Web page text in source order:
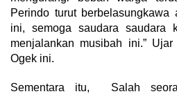
Perindo turut berbelasungkawa
ini, semoga saudara
menjalankan musibah ini.”
Ogek ini.
Sementara itu, Salah